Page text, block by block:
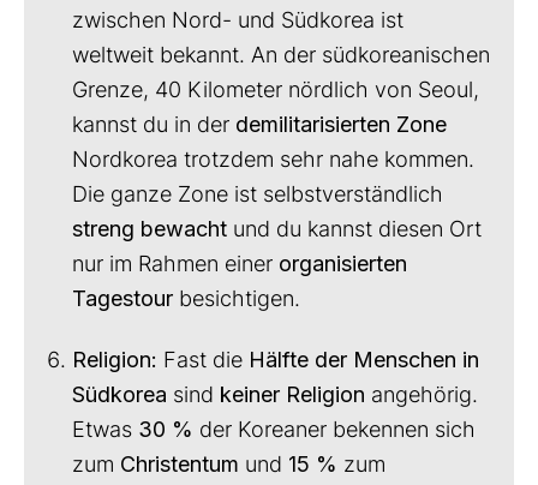
zwischen Nord- und Südkorea ist
weltweit bekannt. An der südkoreanischen
Grenze, 40 Kilometer nördlich von Seoul,
kannst du in der demilitarisierten Zone
Nordkorea trotzdem sehr nahe kommen.
Die ganze Zone ist selbstverständlich
streng bewacht und du kannst diesen Ort
nur im Rahmen einer organisierten
Tagestour besichtigen.
Religion: Fast die Hälfte der Menschen in
Südkorea sind keiner Religion angehörig.
Etwas 30 % der Koreaner bekennen sich
zum Christentum und 15 % zum